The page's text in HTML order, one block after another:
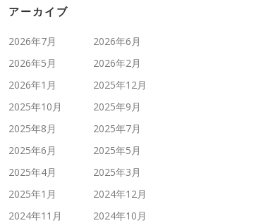
アーカイブ
2026年7月
2026年6月
2026年5月
2026年2月
2026年1月
2025年12月
2025年10月
2025年9月
2025年8月
2025年7月
2025年6月
2025年5月
2025年4月
2025年3月
2025年1月
2024年12月
2024年11月
2024年10月